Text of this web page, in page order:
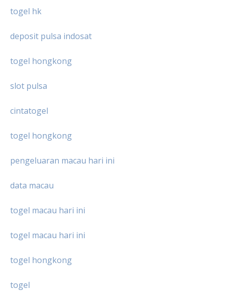
togel hk
deposit pulsa indosat
togel hongkong
slot pulsa
cintatogel
togel hongkong
pengeluaran macau hari ini
data macau
togel macau hari ini
togel macau hari ini
togel hongkong
togel